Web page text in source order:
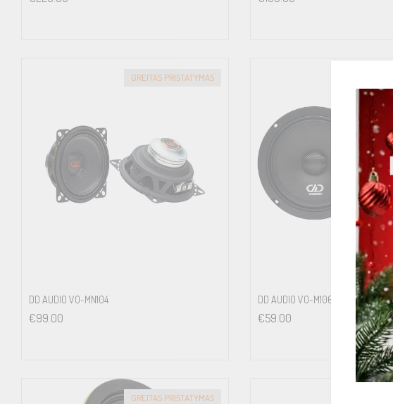
GREITAS PRISTATYMAS
DD AUDIO VO-MN104
€99.00
DD AUDIO VO-M106-S4
€59.00
GREITAS PRISTATYMAS